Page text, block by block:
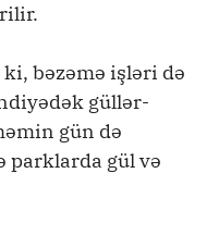
bəzəmə işləri də
güllər-
gün də
parklarda gül və